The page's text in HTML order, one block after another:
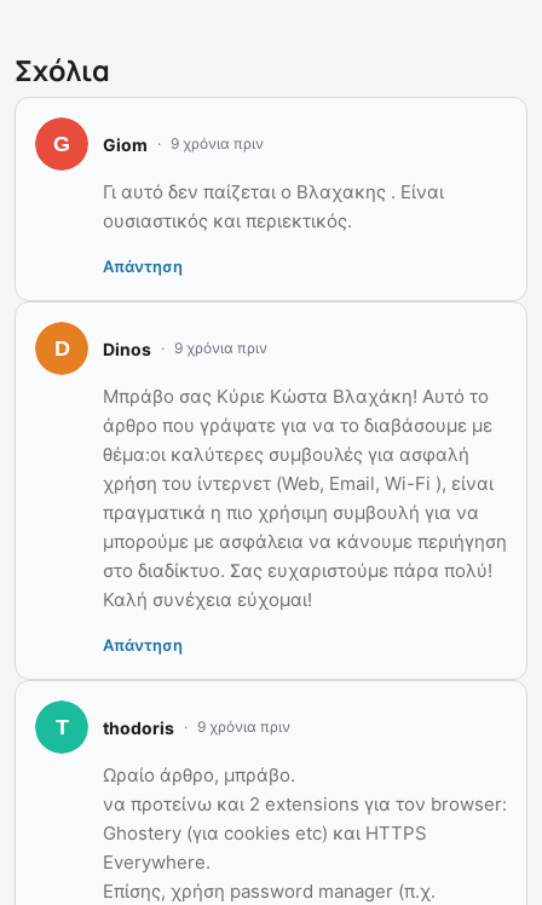
Σχόλια
Giom 9 χρόνια πριν
Γι αυτό δεν παίζεται ο Βλαχακης . Είναι
ουσιαστικός και περιεκτικός.
Απάντηση
Dinos 9 χρόνια πριν
Μπράβο σας Κύριε Κώστα Βλαχάκη! Αυτό το
άρθρο που γράψατε για να το διαβάσουμε με
θέμα:οι καλύτερες συμβουλές για ασφαλή
χρήση του ίντερνετ (Web, Email, Wi-Fi ), είναι
πραγματικά η πιο χρήσιμη συμβουλή για να
μπορούμε με ασφάλεια να κάνουμε περιήγηση
στο διαδίκτυο. Σας ευχαριστούμε πάρα πολύ!
Καλή συνέχεια εύχομαι!
Απάντηση
thodoris 9 χρόνια πριν
Ωραίο άρθρο, μπράβο.
να προτείνω και 2 extensions για τον browser:
Ghostery (για cookies etc) και HTTPS
Everywhere.
Επίσης, χρήση password manager (π.χ.